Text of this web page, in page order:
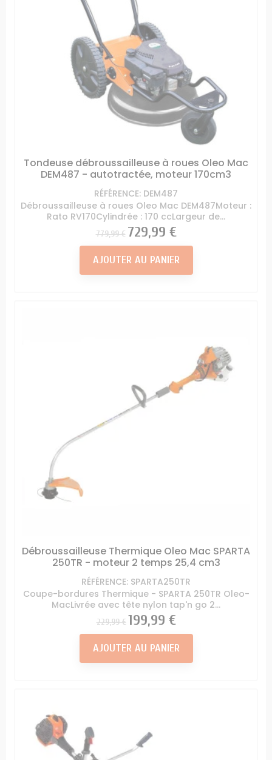
Tondeuse débroussailleuse à roues Oleo Mac
DEM487 - autotractée, moteur 170cm3
RÉFÉRENCE: DEM487
Débroussailleuse à roues Oleo Mac DEM487Moteur :
Rato RV170Cylindrée : 170 ccLargeur de...
Prix
779,99 € Prix
729,99 €
AJOUTER AU PANIER
Débroussailleuse Thermique Oleo Mac SPARTA
250TR - moteur 2 temps 25,4 cm3
RÉFÉRENCE: SPARTA250TR
Coupe-bordures Thermique - SPARTA 250TR Oleo-
MacLivrée avec tête nylon tap'n go 2...
Prix
229,99 € Prix
199,99 €
AJOUTER AU PANIER